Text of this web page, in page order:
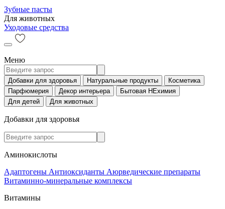
Зубные пасты
Для животных
Уходовые средства
Меню
Добавки для здоровья Натуральные продукты
Косметика
Парфюмерия
Декор интерьера
Бытовая НЕхимия
Для детей
Для животных
Добавки для здоровья
Аминокислоты
Адаптогены Антиоксиданты Аюрведические препараты
Витаминно-минеральные комплексы
Витамины